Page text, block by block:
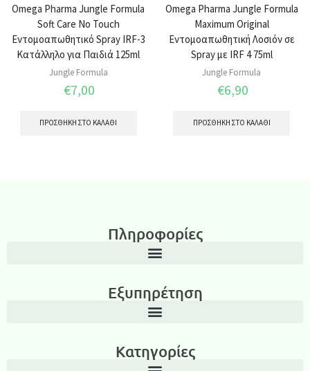
Omega Pharma Jungle Formula
Soft Care No Touch
Εντομοαπωθητικό Spray IRF-3
Κατάλληλο για Παιδιά 125ml
Jungle Formula
€7,00
ΠΡΟΣΘΉΚΗ ΣΤΟ ΚΑΛΆΘΙ
Omega Pharma Jungle Formula
Maximum Original
Εντομοαπωθητική Λοσιόν σε
Spray με IRF 4 75ml
Jungle Formula
€6,90
ΠΡΟΣΘΉΚΗ ΣΤΟ ΚΑΛΆΘΙ
Πληροφορίες
Εξυπηρέτηση
Κατηγορίες